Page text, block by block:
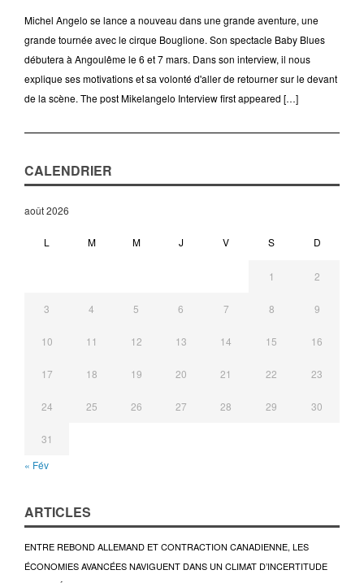
Michel Angelo se lance a nouveau dans une grande aventure, une
grande tournée avec le cirque Bouglione. Son spectacle Baby Blues
débutera à Angoulême le 6 et 7 mars. Dans son interview, il nous
explique ses motivations et sa volonté d'aller de retourner sur le devant
de la scène. The post Mikelangelo Interview first appeared […]
CALENDRIER
août 2026
L M M J V S D
1 2
3 4 5 6 7 8 9
10 11 12 13 14 15 16
17 18 19 20 21 22 23
24 25 26 27 28 29 30
31
« Fév
ARTICLES
ENTRE REBOND ALLEMAND ET CONTRACTION CANADIENNE, LES
ÉCONOMIES AVANCÉES NAVIGUENT DANS UN CLIMAT D’INCERTITUDE